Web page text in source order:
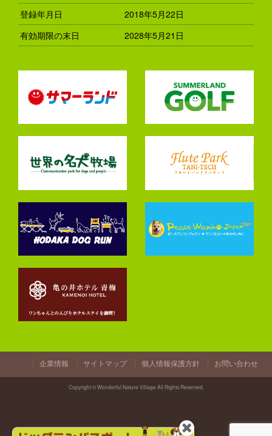
登録年月日
2018年5月22日
有効期限の末日
2028年5月21日
企業情報 サイトマップ 個人情報保護方針 お問い合わせ
Copyright © Wonderful Nature Village All Rights Reserved.
閉